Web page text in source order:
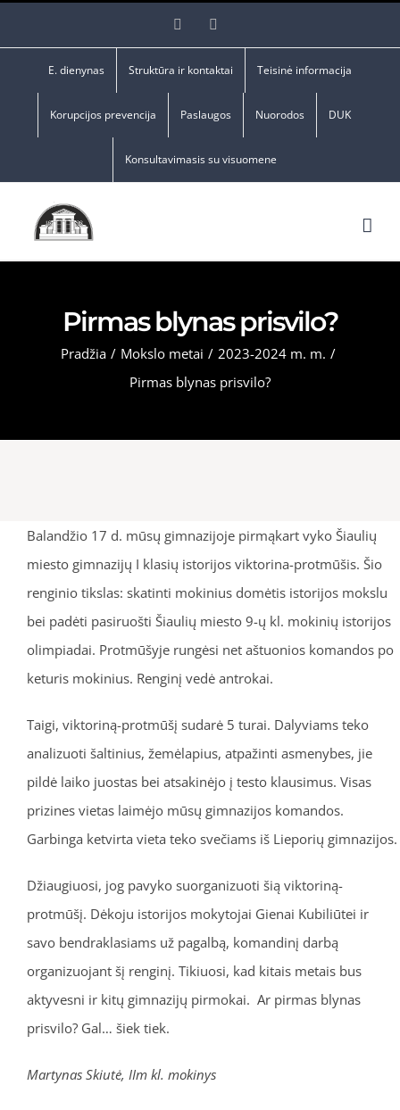
Facebook
E. dienynas Struktūra ir kontaktai Teisinė informacija
Korupcijos prevencija Paslaugos Nuorodos DUK
Konsultavimasis su visuomene
Pirmas blynas prisvilo?
Pradžia / Mokslo metai / 2023-2024 m. m. /
Pirmas blynas prisvilo?
Balandžio 17 d. mūsų gimnazijoje pirmąkart vyko Šiaulių
miesto gimnazijų I klasių istorijos viktorina-protmūšis. Šio
renginio tikslas: skatinti mokinius domėtis istorijos mokslu
bei padėti pasiruošti Šiaulių miesto 9-ų kl. mokinių istorijos
olimpiadai. Protmūšyje rungėsi net aštuonios komandos po
keturis mokinius. Renginį vedė antrokai.
Taigi, viktoriną-protmūšį sudarė 5 turai. Dalyviams teko
analizuoti šaltinius, žemėlapius, atpažinti asmenybes, jie
pildė laiko juostas bei atsakinėjo į testo klausimus. Visas
prizines vietas laimėjo mūsų gimnazijos komandos.
Garbinga ketvirta vieta teko svečiams iš Lieporių gimnazijos.
Džiaugiuosi, jog pavyko suorganizuoti šią viktoriną-
protmūšį. Dėkoju istorijos mokytojai Gienai Kubiliūtei ir
savo bendraklasiams už pagalbą, komandinį darbą
organizuojant šį renginį. Tikiuosi, kad kitais metais bus
aktyvesni ir kitų gimnazijų pirmokai. Ar pirmas blynas
prisvilo? Gal… šiek tiek.
Martynas Skiutė, IIm kl. mokinys